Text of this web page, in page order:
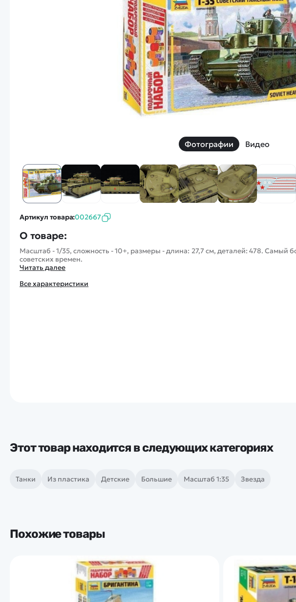
Дроны с 4k камерой
Скоростной катер
Вертолетик для детей ну пульте
Машины 1 к 10
Скидки
Смотреть -
Фотографии Видео
Артикул товара:002667
О товаре:
Масштаб - 1/35, сложность - 10+, размеры - длина: 27,7 см, деталей: 478. Самый
советских времен.
Читать далее
Все характеристики
Этот товар находится в следующих категориях
Танки Из пластика Детские Большие Масштаб 1:35 Звезда
Похожие товары
Наши